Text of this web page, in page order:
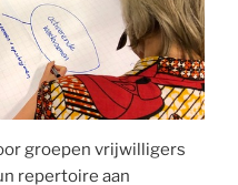
groepen vrijwilligers
repertoire aan